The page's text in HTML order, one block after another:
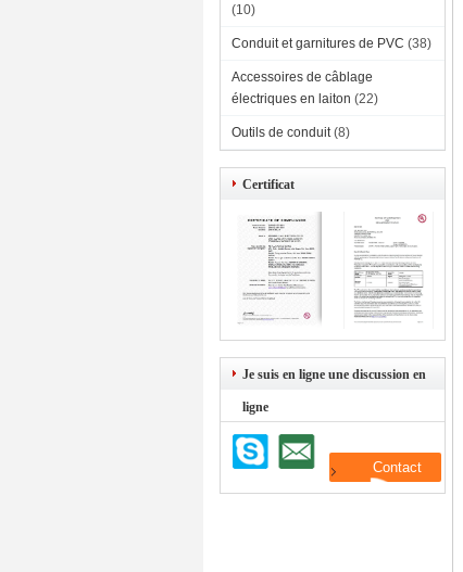
(10)
Conduit et garnitures de PVC (38)
Accessoires de câblage
électriques en laiton (22)
Outils de conduit (8)
Certificat
Je suis en ligne une discussion en
ligne